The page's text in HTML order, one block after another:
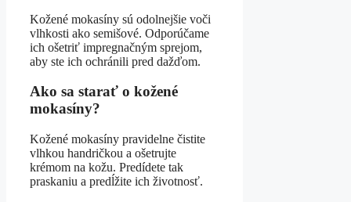
Kožené mokasíny sú odolnejšie voči
vlhkosti ako semišové. Odporúčame
ich ošetriť impregnačným sprejom,
aby ste ich ochránili pred dažďom.
Ako sa starať o kožené
mokasíny?
Kožené mokasíny pravidelne čistite
vlhkou handričkou a ošetrujte
krémom na kožu. Predídete tak
praskaniu a predĺžite ich životnosť.